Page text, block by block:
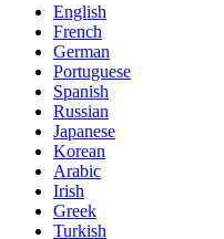
English
French
German
Portuguese
Spanish
Russian
Japanese
Korean
Arabic
Irish
Greek
Turkish